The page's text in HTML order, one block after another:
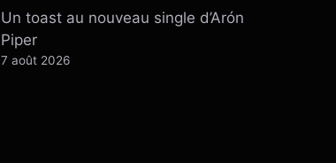
Un toast au nouveau single d’Arón
Piper
7 août 2026